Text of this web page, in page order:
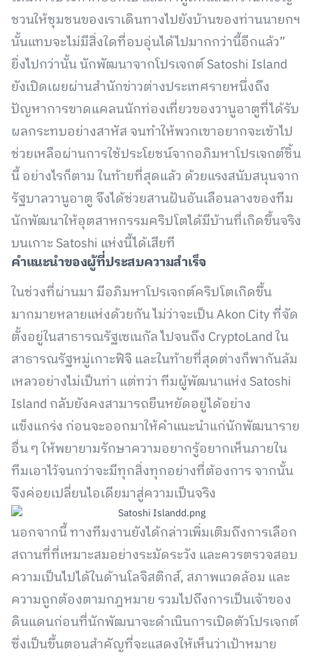
ชวนให้ชุมชนของเราเดินทางไปยังบ้านของท่านนายกฯ
นั้นแทบจะไม่มีสิ่งใดที่อบอุ่นได้ไปมากกว่านี้อีกแล้ว”
ยิ่งไปกว่านั้น นักพัฒนาจากโปรเจกต์ Satoshi Island
ยังเปิดเผยผ่านสำนักข่าวต่างประเทศรายหนึ่งถึง
ปัญหาการขาดแคลนนักท่องเที่ยวของวานูอาตูที่ได้รับ
ผลกระทบอย่างสาหัส จนทำให้พวกเขาอยากจะเข้าไป
ช่วยเหลือผ่านการใช้ประโยชน์จากอภิมหาโปรเจกต์ชิ้น
นี้ อย่างไรก็ตาม ในท้ายที่สุดแล้ว ด้วยแรงสนับสนุนจาก
รัฐบาลวานูอาตู จึงได้ช่วยสานฝันอันเลือนลางของทีม
นักพัฒนาให้อุตสาหกรรมคริปโตได้มีบ้านที่เกิดขึ้นจริง
บนเกาะ Satoshi แห่งนี้ได้เสียที
คำแนะนำของผู้ที่ประสบความสำเร็จ
ในช่วงที่ผ่านมา มีอภิมหาโปรเจกต์คริปโตเกิดขึ้น
มากมายหลายแห่งด้วยกัน ไม่ว่าจะเป็น Akon City ที่จัด
ตั้งอยู่ในสาธารณรัฐเซเนกัล ไปจนถึง CryptoLand ใน
สาธารณรัฐหมู่เกาะฟิจิ และในท้ายที่สุดต่างก็พากันล้ม
เหลวอย่างไม่เป็นท่า แต่ทว่า ทีมผู้พัฒนาแห่ง Satoshi
Island กลับยังคงสามารถยืนหยัดอยู่ได้อย่าง
แข็งแกร่ง ก่อนจะออกมาให้คำแนะนำแก่นักพัฒนาราย
อื่น ๆ ให้พยายามรักษาความอยากรู้อยากเห็นภายใน
ทีมเอาไว้จนกว่าจะมีทุกสิ่งทุกอย่างที่ต้องการ จากนั้น
จึงค่อยเปลี่ยนไอเดียมาสู่ความเป็นจริง
นอกจากนี้ ทางทีมงานยังได้กล่าวเพิ่มเติมถึงการเลือก
สถานที่ที่เหมาะสมอย่างระมัดระวัง และควรตรวจสอบ
ความเป็นไปได้ในด้านโลจิสติกส์, สภาพแวดล้อม และ
ความถูกต้องตามกฎหมาย รวมไปถึงการเป็นเจ้าของ
ดินแดนก่อนที่นักพัฒนาจะดำเนินการเปิดตัวโปรเจกต์
ซึ่งเป็นขึ้นตอนสำคัญที่จะแสดงให้เห็นว่าเป้าหมาย